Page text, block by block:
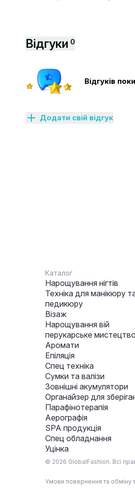
Відгуки 0
Відгуків
Додати свій відгук
Каталог
Нарощування нігтів
Техніка для манікюру
педикюру
Візаж
Нарощування вій
перукарське мистецтво
Аромати
Епіляція
Спец техніка
Сумки та валізи
Зовнішні акумулятори
Органайзер для
Парафінотерапія
Аерографія
SPA продукція
Спец обладнання
Уцінка
© 2026 GlobalFashion. Всі
Умови повернення та обміну